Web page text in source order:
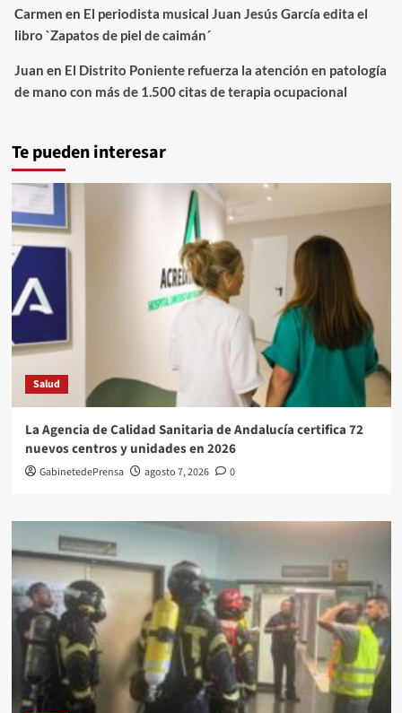
Carmen en El periodista musical Juan Jesús García edita el
libro `Zapatos de piel de caimán´
Juan en El Distrito Poniente refuerza la atención en patología
de mano con más de 1.500 citas de terapia ocupacional
Te pueden interesar
Salud
La Agencia de Calidad Sanitaria de Andalucía certifica 72
nuevos centros y unidades en 2026
GabinetedePrensa agosto 7, 2026 0